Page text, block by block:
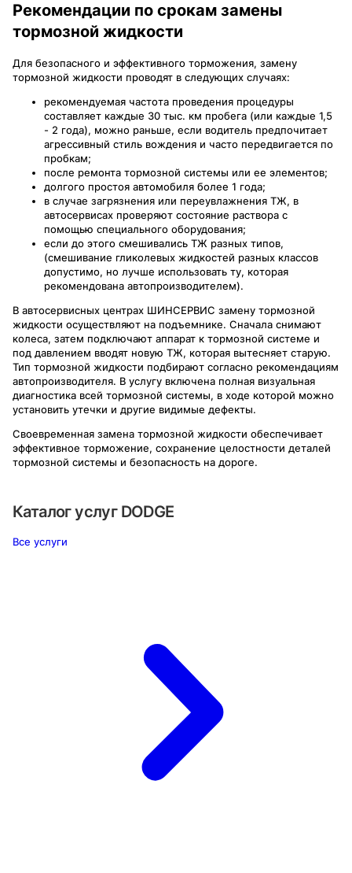
Рекомендации по срокам замены
тормозной жидкости
Для безопасного и эффективного торможения, замену
тормозной жидкости проводят в следующих случаях:
рекомендуемая частота проведения процедуры
составляет каждые 30 тыс. км пробега (или каждые 1,5
- 2 года), можно раньше, если водитель предпочитает
агрессивный стиль вождения и часто передвигается по
пробкам;
после ремонта тормозной системы или ее элементов;
долгого простоя автомобиля более 1 года;
в случае загрязнения или переувлажнения ТЖ, в
автосервисах проверяют состояние раствора с
помощью специального оборудования;
если до этого смешивались ТЖ разных типов,
(смешивание гликолевых жидкостей разных классов
допустимо, но лучше использовать ту, которая
рекомендована автопроизводителем).
В автосервисных центрах ШИНСЕРВИС замену тормозной
жидкости осуществляют на подъемнике. Сначала снимают
колеса, затем подключают аппарат к тормозной системе и
под давлением вводят новую ТЖ, которая вытесняет старую.
Тип тормозной жидкости подбирают согласно рекомендациям
автопроизводителя. В услугу включена полная визуальная
диагностика всей тормозной системы, в ходе которой можно
установить утечки и другие видимые дефекты.
Своевременная замена тормозной жидкости обеспечивает
эффективное торможение, сохранение целостности деталей
тормозной системы и безопасность на дороге.
Каталог услуг DODGE
Все услуги